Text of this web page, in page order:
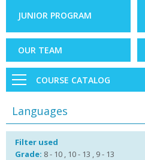
JUNIOR PROGRAM
OUR TEAM
COURSE CATALOG
Languages
Filter used
Grade: 8 - 10 , 10 - 13 , 9 - 13